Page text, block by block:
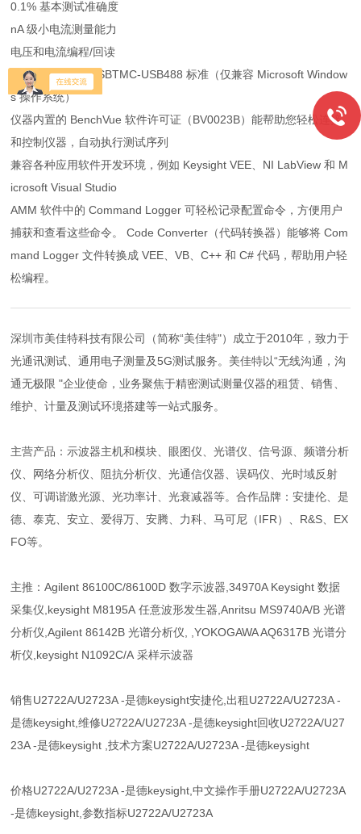
0.1% 基本测试准确度
nA 级小电流测量能力
电压和电流编程/回读
高速 USB 2.0、USBTMC-USB488 标准（仅兼容 Microsoft Window
s 操作系统）
仪器内置的 BenchVue 软件许可证（BV0023B）能帮助您轻松连接
和控制仪器，自动执行测试序列
兼容各种应用软件开发环境，例如 Keysight VEE、NI LabView 和 M
icrosoft Visual Studio
AMM 软件中的 Command Logger 可轻松记录配置命令，方便用户
捕获和查看这些命令。 Code Converter（代码转换器）能够将 Com
mand Logger 文件转换成 VEE、VB、C++ 和 C# 代码，帮助用户轻
松编程。
深圳市美佳特科技有限公司（简称“美佳特"）成立于2010年，致力于
光通讯测试、通用电子测量及5G测试服务。美佳特以“无线沟通，沟
通无极限 "企业使命，业务聚焦于精密测试测量仪器的租赁、销售、
维护、计量及测试环境搭建等一站式服务。
主营产品：示波器主机和模块、眼图仪、光谱仪、信号源、频谱分析
仪、网络分析仪、阻抗分析仪、光通信仪器、误码仪、光时域反射
仪、可调谐激光源、光功率计、光衰减器等。合作品牌：安捷伦、是
德、泰克、安立、爱得万、安腾、力科、马可尼（IFR）、R&S、EX
FO等。
主推：Agilent 86100C/86100D 数字示波器,34970A Keysight 数据
采集仪,keysight M8195A 任意波形发生器,Anritsu MS9740A/B 光谱
分析仪,Agilent 86142B 光谱分析仪, ,YOKOGAWA AQ6317B 光谱分
析仪,keysight N1092C/A 采样示波器
销售U2722A/U2723A -是德keysight安捷伦,出租U2722A/U2723A -
是德keysight,维修U2722A/U2723A -是德keysight回收U2722A/U27
23A -是德keysight ,技术方案U2722A/U2723A -是德keysight
价格U2722A/U2723A -是德keysight,中文操作手册U2722A/U2723A
-是德keysight,参数指标U2722A/U2723A